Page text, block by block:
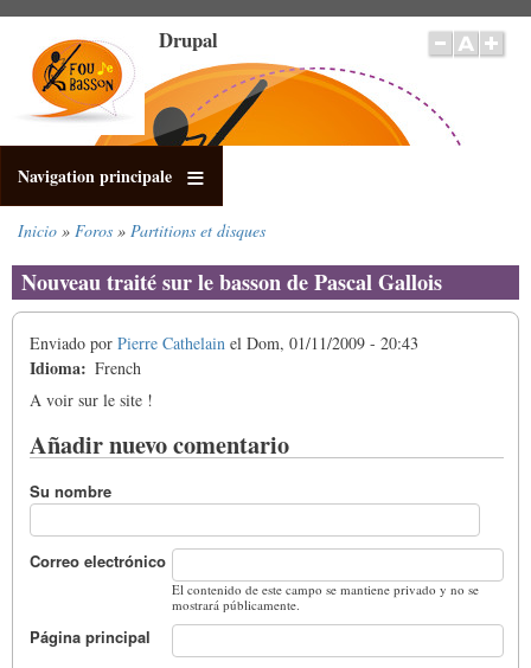
contenido
principal
Drupal
Navigation principale
enlaces
de
a
la
navegación
Inicio Foros Partitions et disques
Nouveau traité sur le basson de Pascal Gallois
Enviado por Pierre Cathelain el Dom, 01/11/2009 - 20:43
Idioma
French
A voir sur le site !
Añadir nuevo comentario
Su nombre
Correo electrónico
El contenido de este campo se mantiene privado y no se
mostrará públicamente.
Página principal